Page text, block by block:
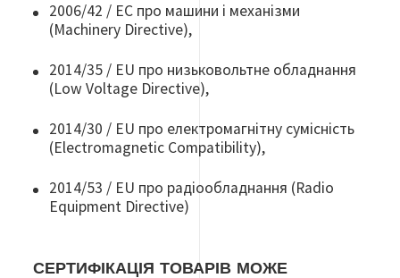
2006/42 / EC про машини і механізми
(Мachinery Directive),
2014/35 / EU про низьковольтне обладнання
(Low Voltage Directive),
2014/30 / EU про електромагнітну сумісність
(Electromagnetic Compatibility),
2014/53 / EU про радіообладнання (Radio
Equipment Directive)
СЕРТИФІКАЦІЯ ТОВАРІВ МОЖЕ